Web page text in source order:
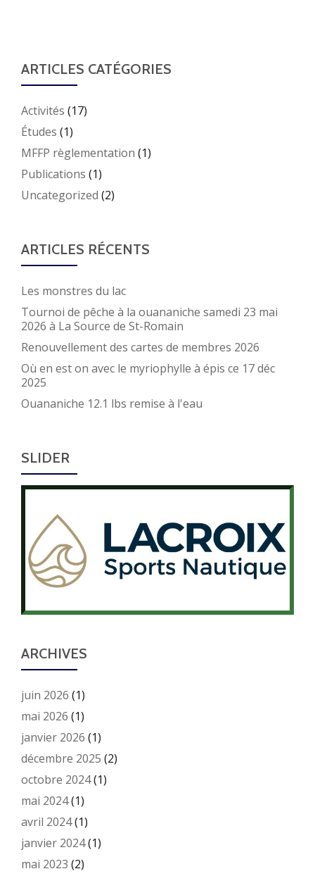
ARTICLES CATÉGORIES
Activités (17)
Études (1)
MFFP règlementation (1)
Publications (1)
Uncategorized (2)
ARTICLES RÉCENTS
Les monstres du lac
Tournoi de pêche à la ouananiche samedi 23 mai
2026 à La Source de St-Romain
Renouvellement des cartes de membres 2026
Où en est on avec le myriophylle à épis ce 17 déc
2025
Ouananiche 12.1 lbs remise à l'eau
SLIDER
ARCHIVES
juin 2026 (1)
mai 2026 (1)
janvier 2026 (1)
décembre 2025 (2)
octobre 2024(1)
mai 2024(1)
avril 2024(1)
janvier 2024(1)
mai 2023 (2)